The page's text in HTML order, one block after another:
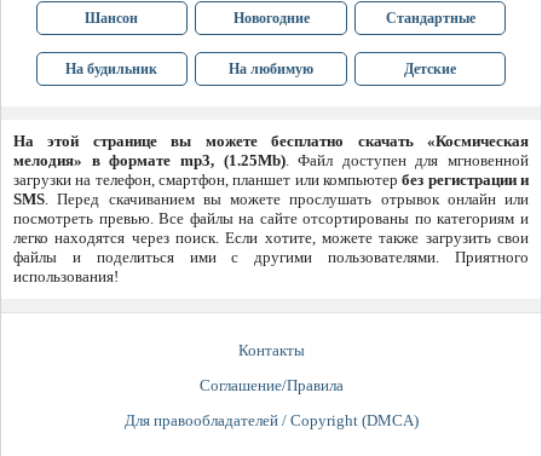
Шансон Новогодние Стандартные
На будильник На любимую Детские
На этой странице вы можете бесплатно скачать «Космическая
мелодия» в формате mp3, (1.25Mb). Файл доступен для мгновенной
загрузки на телефон, смартфон, планшет или компьютербез регистрации и
SMS. Перед скачиванием вы можете прослушать отрывок онлайн или
посмотреть превью. Все файлы на сайте отсортированы по категориям и
легко находятся через поиск. Если хотите, можете также загрузить свои
файлы и поделиться ими с другими пользователями. Приятного
использования!
Контакты
Соглашение/Правила
Для правообладателей / Copyright (DMCA)